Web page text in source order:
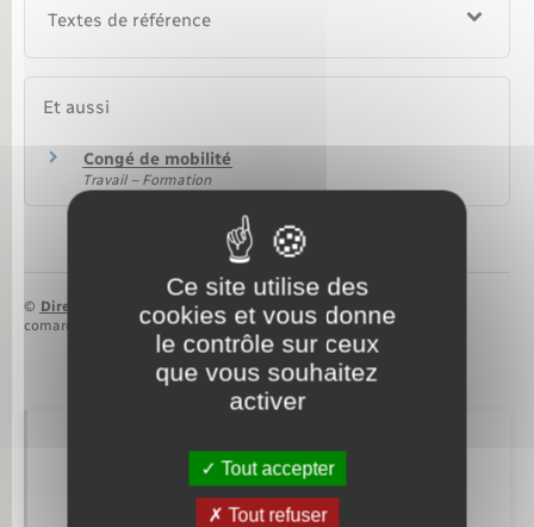
Textes de référence
Et aussi
Congé de mobilité
Travail – Formation
© Direction de l’information légale et administrative
comarquage developpé parbaseo.io
Retrouvez aussi
Ce site utilise des
cookies et vous donne
le contrôle sur ceux
que vous souhaitez
activer
Tout accepter
Tout refuser